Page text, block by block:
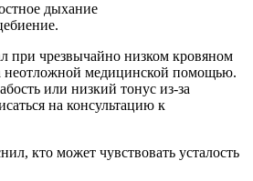
дыхание
при чрезвычайно низком кровяном
неотложной медицинской помощью.
или низкий тонус из-за
на консультацию к
кто может чувствовать усталость